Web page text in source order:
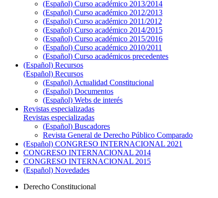
(Español) Curso académico 2013/2014
(Español) Curso académico 2012/2013
(Español) Curso académico 2011/2012
(Español) Curso académico 2014/2015
(Español) Curso académico 2015/2016
(Español) Curso académico 2010/2011
(Español) Curso académicos precedentes
(Español) Recursos
(Español) Recursos
(Español) Actualidad Constitucional
(Español) Documentos
(Español) Webs de interés
Revistas especializadas
Revistas especializadas
(Español) Buscadores
Revista General de Derecho Público Comparado
(Español) CONGRESO INTERNACIONAL 2021
CONGRESO INTERNACIONAL 2014
CONGRESO INTERNACIONAL 2015
(Español) Novedades
Derecho Constitucional